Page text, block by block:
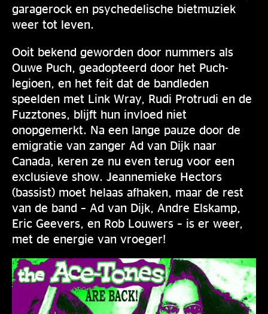
garagerock en psychedelische bietmuziek
weer tot leven.
Ooit bekend geworden door nummers als
Ouwe Puch, geadopteerd door het Puch-
legioen, en het feit dat de bandleden
speelden met Link Wray, Rudi Protrudi en de
Fuzztones, blijft hun invloed niet
onopgemerkt. Na een lange pauze door de
emigratie van zanger Ad van Dijk naar
Canada, keren ze nu even terug voor een
exclusieve show. Jeannemieke Hectors
(bassist) moet helaas afhaken, maar de rest
van de band – Ad van Dijk, Andre Elskamp,
Eric Geevers, en Rob Louwers – is er weer,
met de energie van vroeger!